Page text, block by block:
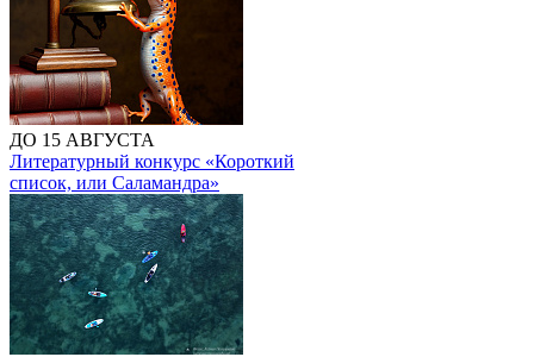
ДО 15 АВГУСТА
Литературный конкурс «Короткий
список, или Саламандра»